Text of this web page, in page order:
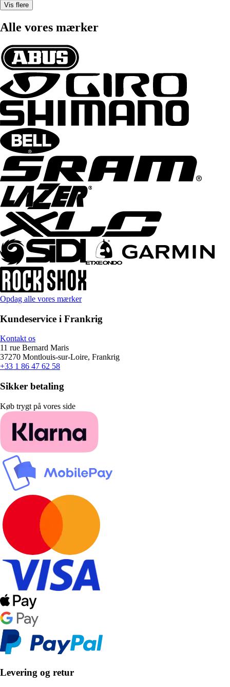
Vis flere
Alle vores mærker
Opdag alle vores mærker
Kundeservice i Frankrig
Kontakt os
11 rue Bernard Maris
37270 Montlouis-sur-Loire, Frankrig
+33 1 86 47 62 58
Sikker betaling
Køb trygt på vores side
Levering og retur